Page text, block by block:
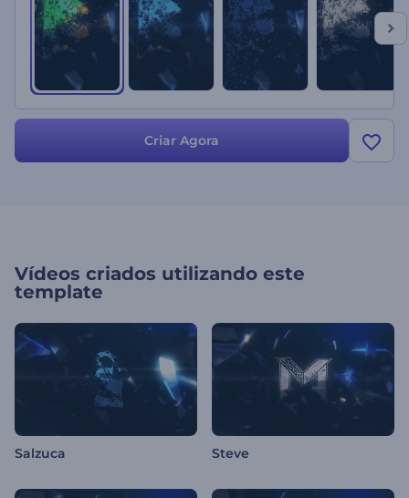
Criar Agora
Vídeos criados utilizando este
template
Salzuca Steve